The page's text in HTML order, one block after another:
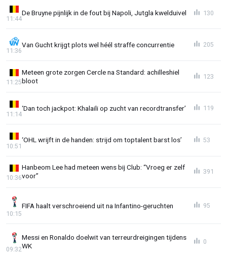
De Bruyne pijnlijk in de fout bij Napoli, Jutgla kwelduivel
11:44
130
Van Gucht krijgt plots wel héél straffe concurrentie
11:36
205
Meteen grote zorgen Cercle na Standard: achilleshiel
bloot
11:25
123
‘Dan toch jackpot: Khalaili op zucht van recordtransfer’
11:14
119
‘OHL wrijft in de handen: strijd om toptalent barst los’
10:51
53
Hanbeom Lee had meteen wens bij Club: “Vroeg er zelf
voor”
10:36
391
FIFA haalt verschroeiend uit na Infantino-geruchten
10:15
95
Messi en Ronaldo doelwit van terreurdreigingen tijdens
WK
09:32
0